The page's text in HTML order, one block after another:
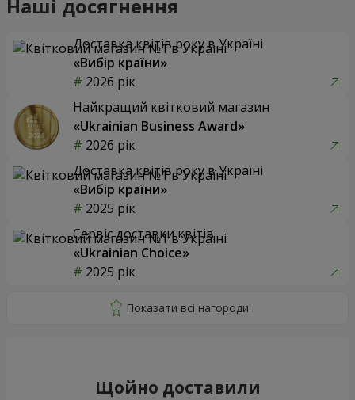
Наші досягнення
Доставка квітів року в Україні
«Вибір країни»
2026 рік
Найкращий квітковий магазин
«Ukrainian Business Award»
2026 рік
Доставка квітів року в Україні
«Вибір країни»
2025 рік
Сервіс доставки квітів
«Ukrainian Choice»
2025 рік
Щойно доставили